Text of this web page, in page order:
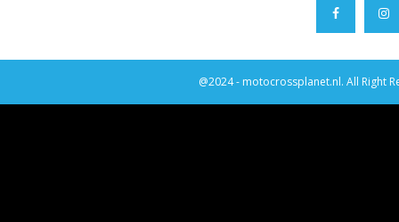
@2024 - motocrossplanet.nl. All Right